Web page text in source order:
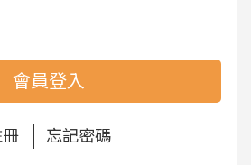
會員登入
冊 忘記密碼